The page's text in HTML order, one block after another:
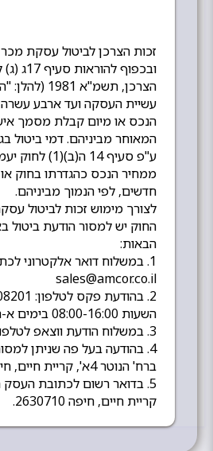
זכות הצרכן לביטול עסקת
ובכפוף
הצרכן, תשמ"א
עשיית העסקה ועד ארבע
הנכס או מיום קבלת מסמך
המאוחר מביניהם. דמי ביטול
חדשים, לפי הנמוך מביניהם.
לצורך מימוש זכות לביטול
החוק יש למסור הודעת ביטול
הבאות:
1. במשלוח דואר אלקטרוני
sales@amcor.co.il
השעות 08:00-16:00 בימים א-ה.
3. במשלוח הודעת ווצאפ לטלפון 052-6482084
4. בהודעה בעל פה שניתן
ברח' הנוטר 4א', קריית חיים, חיפה.
קריית חיים, חיפה 2630710.